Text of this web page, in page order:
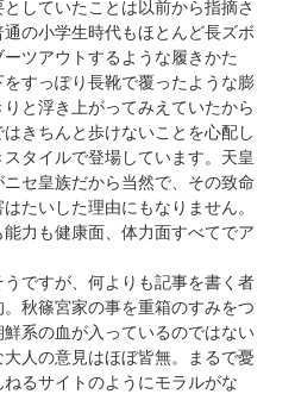
していたことは以前から指摘さ
の小学生時代もほとんど長ズボ
ツアウトするような履きかた
すっぽり長靴で覆ったような膨
と浮き上がってみえていたから
きちんと歩けないことを心配し
タイルで登場しています。天皇
セ皇族だから当然で、その致命
たいした理由にもなりません。
力も健康面、体力面すべてでア
ですが、何よりも記事を書く者
秋篠宮家の事を重箱のすみをつ
系の血が入っているのではない
人の意見はほぼ皆無。まるで憂
るサイトのようにモラルがな